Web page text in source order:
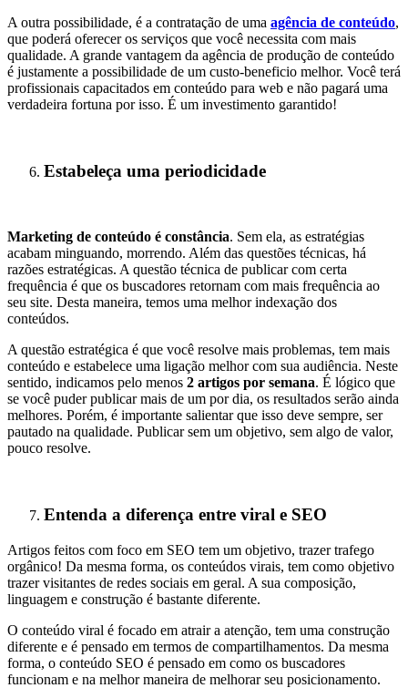
A outra possibilidade, é a contratação de uma agência de conteúdo,
que poderá oferecer os serviços que você necessita com mais
qualidade. A grande vantagem da agência de produção de conteúdo
é justamente a possibilidade de um custo-beneficio melhor. Você terá
profissionais capacitados em conteúdo para web e não pagará uma
verdadeira fortuna por isso. É um investimento garantido!
Estabeleça uma periodicidade
Marketing de conteúdo é constância. Sem ela, as estratégias
acabam minguando, morrendo. Além das questões técnicas, há
razões estratégicas. A questão técnica de publicar com certa
frequência é que os buscadores retornam com mais frequência ao
seu site. Desta maneira, temos uma melhor indexação dos
conteúdos.
A questão estratégica é que você resolve mais problemas, tem mais
conteúdo e estabelece uma ligação melhor com sua audiência. Neste
sentido, indicamos pelo menos 2 artigos por semana. É lógico que
se você puder publicar mais de um por dia, os resultados serão ainda
melhores. Porém, é importante salientar que isso deve sempre, ser
pautado na qualidade. Publicar sem um objetivo, sem algo de valor,
pouco resolve.
Entenda a diferença entre viral e SEO
Artigos feitos com foco em SEO tem um objetivo, trazer trafego
orgânico! Da mesma forma, os conteúdos virais, tem como objetivo
trazer visitantes de redes sociais em geral. A sua composição,
linguagem e construção é bastante diferente.
O conteúdo viral é focado em atrair a atenção, tem uma construção
diferente e é pensado em termos de compartilhamentos. Da mesma
forma, o conteúdo SEO é pensado em como os buscadores
funcionam e na melhor maneira de melhorar seu posicionamento.